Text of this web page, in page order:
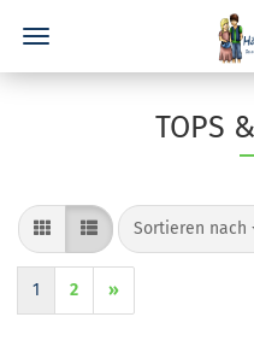
TOPS
Sortieren nach
Sortieren nach
1 2 »